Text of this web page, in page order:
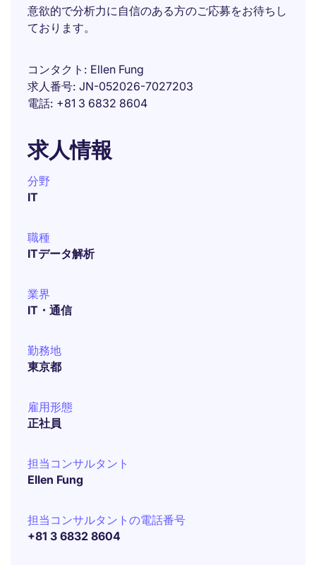
意欲的で分析力に自信のある方のご応募をお待ちし
ております。
コンタクト
Ellen Fung
求人番号 JN-052026-7027203
電話 +81 3 6832 8604
求人情報
分野
IT
職種
ITデータ解析
業界
IT・通信
勤務地
東京都
雇用形態
正社員
担当コンサルタント
Ellen Fung
担当コンサルタントの電話番号
+81 3 6832 8604